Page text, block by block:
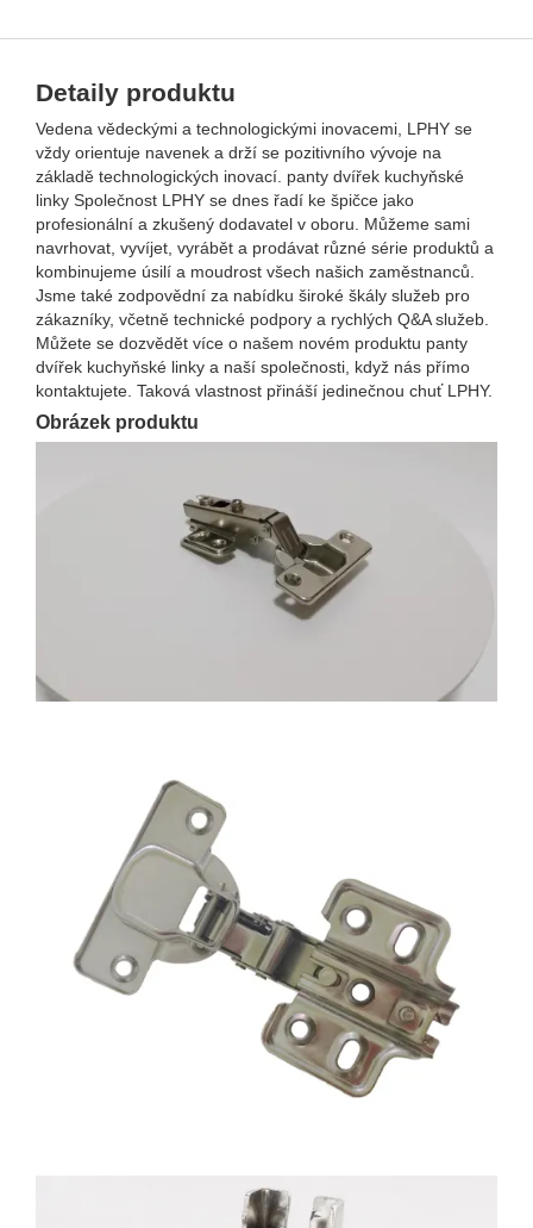
Detaily produktu
Vedena vědeckými a technologickými inovacemi, LPHY se
vždy orientuje navenek a drží se pozitivního vývoje na
základě technologických inovací. panty dvířek kuchyňské
linky Společnost LPHY se dnes řadí ke špičce jako
profesionální a zkušený dodavatel v oboru. Můžeme sami
navrhovat, vyvíjet, vyrábět a prodávat různé série produktů a
kombinujeme úsilí a moudrost všech našich zaměstnanců.
Jsme také zodpovědní za nabídku široké škály služeb pro
zákazníky, včetně technické podpory a rychlých Q&A služeb.
Můžete se dozvědět více o našem novém produktu panty
dvířek kuchyňské linky a naší společnosti, když nás přímo
kontaktujete. Taková vlastnost přináší jedinečnou chuť LPHY.
Obrázek produktu